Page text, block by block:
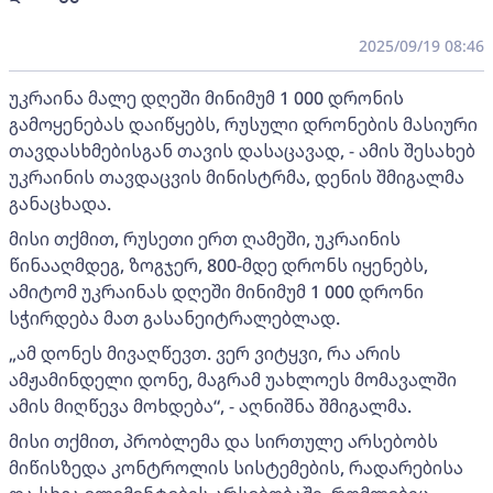
2025/09/19 08:46
უკრაინა მალე დღეში მინიმუმ 1 000 დრონის
გამოყენებას დაიწყებს, რუსული დრონების მასიური
თავდასხმებისგან თავის დასაცავად, - ამის შესახებ
უკრაინის თავდაცვის მინისტრმა, დენის შმიგალმა
განაცხადა.
მისი თქმით, რუსეთი ერთ ღამეში, უკრაინის
წინააღმდეგ, ზოგჯერ, 800-მდე დრონს იყენებს,
ამიტომ უკრაინას დღეში მინიმუმ 1 000 დრონი
სჭირდება მათ გასანეიტრალებლად.
„ამ დონეს მივაღწევთ. ვერ ვიტყვი, რა არის
ამჟამინდელი დონე, მაგრამ უახლოეს მომავალში
ამის მიღწევა მოხდება“, - აღნიშნა შმიგალმა.
მისი თქმით, პრობლემა და სირთულე არსებობს
მიწისზედა კონტროლის სისტემების, რადარებისა